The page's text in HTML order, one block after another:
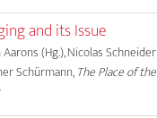
and its Issue
Aarons (Hg.), Nicolas Schneider
Schürmann,The Place of the